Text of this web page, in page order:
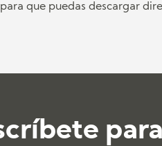
que puedas descargar